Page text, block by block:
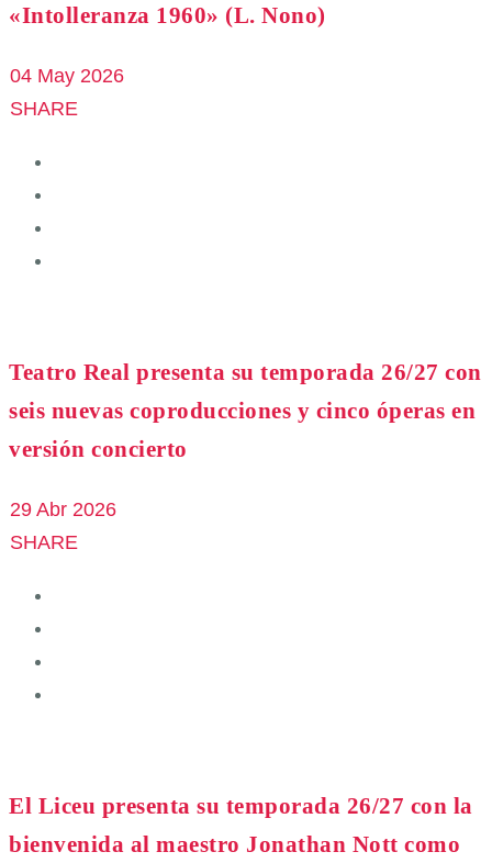
«Intolleranza 1960» (L. Nono)
04 May 2026
SHARE
Teatro Real presenta su temporada 26/27 con
seis nuevas coproducciones y cinco óperas en
versión concierto
29 Abr 2026
SHARE
El Liceu presenta su temporada 26/27 con la
bienvenida al maestro Jonathan Nott como